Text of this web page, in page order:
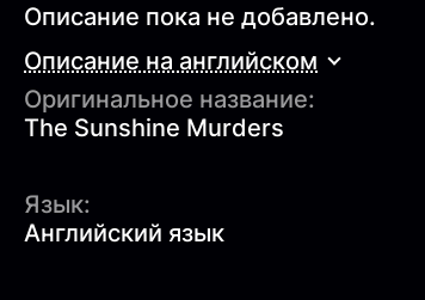
Описание пока не добавлено.
Описание на английском
Оригинальное название:
The Sunshine Murders
Язык:
Английский язык